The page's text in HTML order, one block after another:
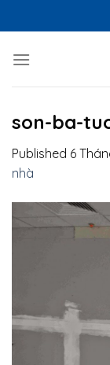
to
son-ba-
Published 6
nhà